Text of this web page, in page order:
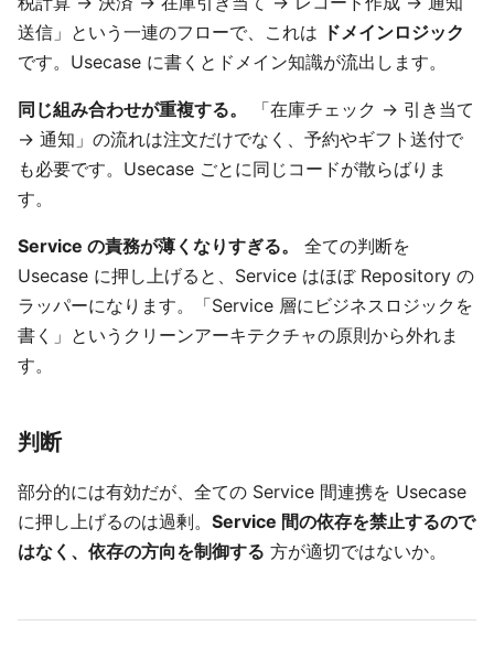
送信」という一連のフローで、これは ドメインロジック
です。Usecase に書くとドメイン知識が流出します。
同じ組み合わせが重複する。
「在庫チェック → 引き当て
→ 通知」の流れは注文だけでなく、予約やギフト送付で
も必要です。Usecase ごとに同じコードが散らばりま
す。
Service の責務が薄くなりすぎる。
全ての判断を
Usecase に押し上げると、Service はほぼ Repository の
ラッパーになります。「Service 層にビジネスロジックを
書く」というクリーンアーキテクチャの原則から外れま
す。
判断
部分的には有効だが、全ての Service 間連携を Usecase
に押し上げるのは過剰。 Service 間の依存を禁止するので
はなく、依存の方向を制御する 方が適切ではないか。